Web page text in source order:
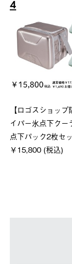
4
【ロゴスショッ
イパー氷点下クー
点下パック2枚セ
￥15,800 (税込)